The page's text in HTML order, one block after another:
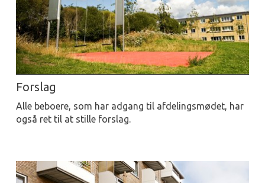
Forslag
Alle beboere, som har adgang til afdelingsmødet, har
også ret til at stille forslag.